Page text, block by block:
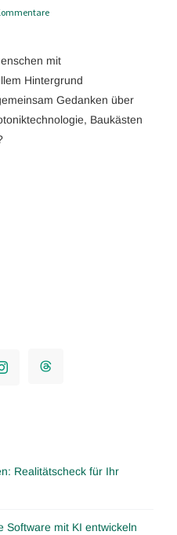
mit
Hintergrund
Gedanken über
Baukästen
Realitätscheck für Ihr
Software mit KI entwickeln